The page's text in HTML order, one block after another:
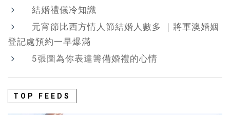
結婚禮儀冷知識
元宵節比西方情人節結婚人數多 ｜將軍澳婚姻
登記處預約一早爆滿
5張圖為你表達籌備婚禮的心情
TOP FEEDS